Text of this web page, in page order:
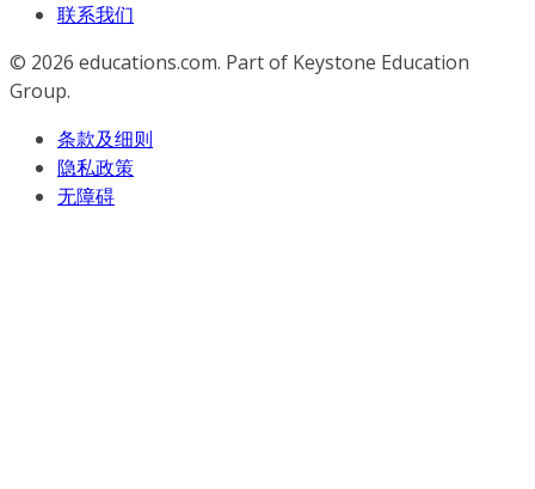
联系我们
© 2026 educations.com. Part of Keystone Education
Group.
条款及细则
隐私政策
无障碍